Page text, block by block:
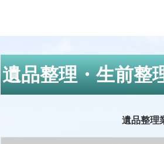
遺品整理・生前整
遺品整理